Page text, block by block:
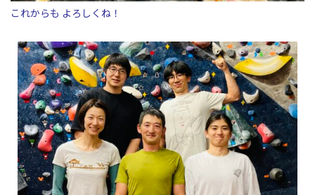
これからも よろしくね！